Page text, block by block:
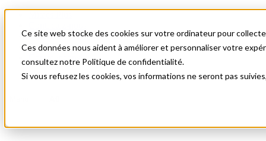
Ce site web stocke des cookies sur votre ordinateur pour
Ces données nous aident à améliorer et personnaliser votre
consultez notre Politique de confidentialité.
Si vous refusez les cookies, vos informations ne seront pas
Nouvelles et événements
English
Commençons!